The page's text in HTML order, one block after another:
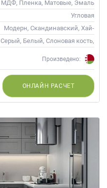
МДФ, Пленка, Матовые, Эмаль
Угловая
Модерн, Скандинавский, Хай-
тек, Неоклассика,
Современные
Серый, Белый, Слоновая кость,
Белый верх темный низ
Произведено:
ОНЛАЙН РАСЧЕТ